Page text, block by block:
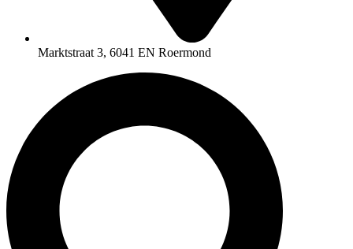
Marktstraat 3, 6041 EN Roermond